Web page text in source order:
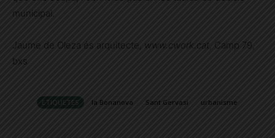
municipal.
Jaume de Oleza és arquitecte, www.cwork.cat , Camp 79,
bxs
ETIQUETES la Bonanova Sant Gervasi urbanisme